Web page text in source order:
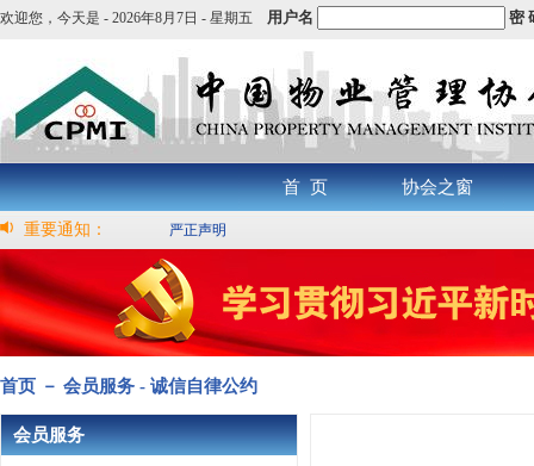
欢迎您， 今天是 - 2026年8月7日 - 星期五 用户名 密
首 页 协会之窗
重要通知： 严正声明
首页 － 会员服务 - 诚信自律公约
会员服务